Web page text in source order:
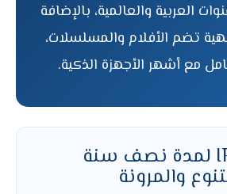
العربية والعالمية، بالإضافة
تضم الأفلام والمسلسلات،
مع أشهر الأجهزة الذكية.
اشتراك IPTV لمدة نصف سنة
والمرونة